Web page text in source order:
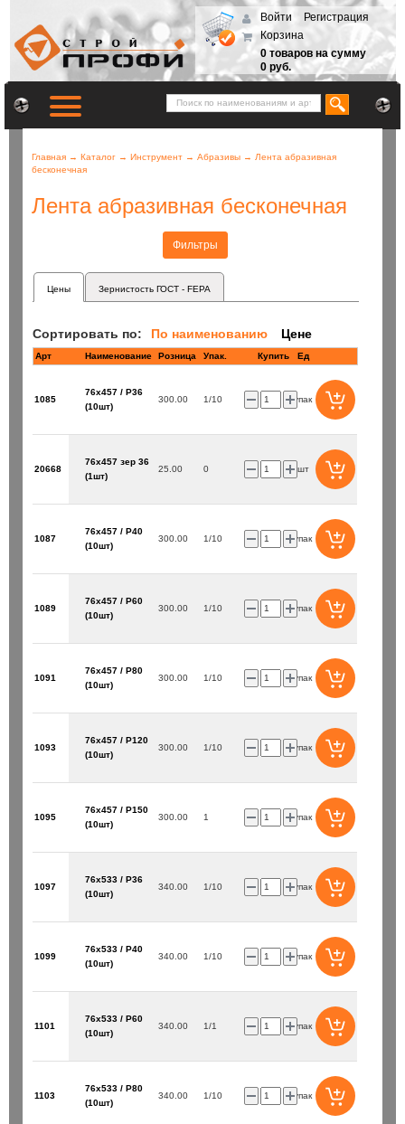
Войти
Регистрация
Корзина
0 товаров на сумму
0 руб.
Главная → Каталог → Инструмент → Абразивы → Лента абразивная
бесконечная
Лента абразивная бесконечная
Фильтры
В корзину
Бур SDS+ 8х 50/110 / Bionic
235 ₽
Цены Зернистость ГОСТ - FEPA
Сортировать по: По наименованию Цене
Арт Наименование Розница Купить Ед
1085
76х457 / P36
(10шт)
300.00 1/10 упак
20668
76х457 зер 36
(1шт)
25.00 0 шт
1087
76х457 / P40
(10шт)
300.00 1/10 упак
1089
76х457 / P60
(10шт)
300.00 1/10 упак
1091
76х457 / P80
(10шт)
300.00 1/10 упак
1093
76х457 / P120
(10шт)
300.00 1/10 упак
1095
76х457 / P150
(10шт)
300.00 1 упак
1097
76х533 / P36
(10шт)
340.00 1/10 упак
1099
76х533 / P40
(10шт)
340.00 1/10 упак
1101
76х533 / P60
(10шт)
340.00 1/1 упак
1103
76х533 / P80
(10шт)
340.00 1/10 упак